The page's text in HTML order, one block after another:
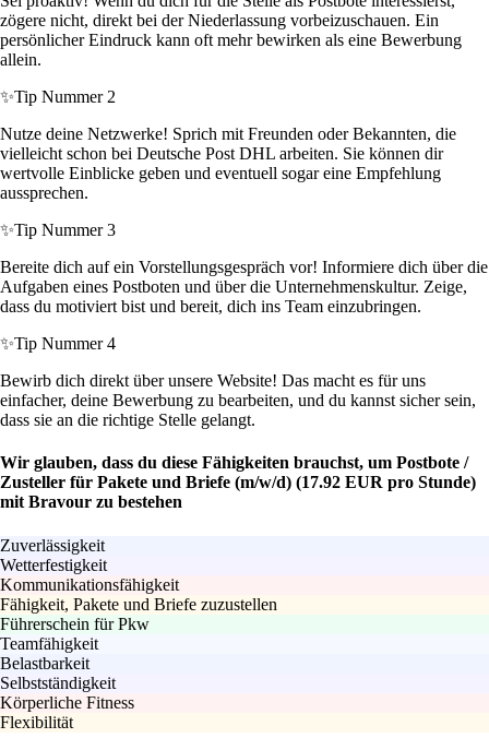
zögere nicht, direkt bei der Niederlassung vorbeizuschauen. Ein
persönlicher Eindruck kann oft mehr bewirken als eine Bewerbung
allein.
✨Tip Nummer 2
Nutze deine Netzwerke! Sprich mit Freunden oder Bekannten, die
vielleicht schon bei Deutsche Post DHL arbeiten. Sie können dir
wertvolle Einblicke geben und eventuell sogar eine Empfehlung
aussprechen.
✨Tip Nummer 3
Bereite dich auf ein Vorstellungsgespräch vor! Informiere dich über die
Aufgaben eines Postboten und über die Unternehmenskultur. Zeige,
dass du motiviert bist und bereit, dich ins Team einzubringen.
✨Tip Nummer 4
Bewirb dich direkt über unsere Website! Das macht es für uns
einfacher, deine Bewerbung zu bearbeiten, und du kannst sicher sein,
dass sie an die richtige Stelle gelangt.
Wir glauben, dass du diese Fähigkeiten brauchst, um Postbote /
Zusteller für Pakete und Briefe (m/w/d) (17.92 EUR pro Stunde)
mit Bravour zu bestehen
Zuverlässigkeit
Wetterfestigkeit
Kommunikationsfähigkeit
Fähigkeit, Pakete und Briefe zuzustellen
Führerschein für Pkw
Teamfähigkeit
Belastbarkeit
Selbstständigkeit
Körperliche Fitness
Flexibilität